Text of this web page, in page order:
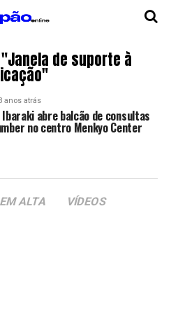
de suporte à
anos atrás
abre balcão de consultas
no centro Menkyo Center
EM ALTA VÍDEOS